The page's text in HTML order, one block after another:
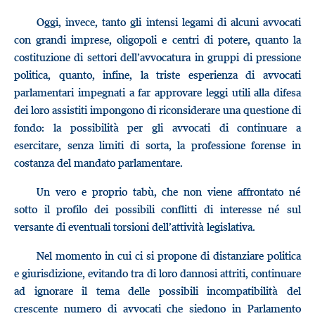
Oggi, invece, tanto gli intensi legami di alcuni avvocati
con grandi imprese, oligopoli e centri di potere, quanto la
costituzione di settori dell’avvocatura in gruppi di pressione
politica, quanto, infine, la triste esperienza di avvocati
parlamentari impegnati a far approvare leggi utili alla difesa
dei loro assistiti impongono di riconsiderare una questione di
fondo: la possibilità per gli avvocati di continuare a
esercitare, senza limiti di sorta, la professione forense in
costanza del mandato parlamentare.
Un vero e proprio tabù, che non viene affrontato né
sotto il profilo dei possibili conflitti di interesse né sul
versante di eventuali torsioni dell’attività legislativa.
Nel momento in cui ci si propone di distanziare politica
e giurisdizione, evitando tra di loro dannosi attriti, continuare
ad ignorare il tema delle possibili incompatibilità del
crescente numero di avvocati che siedono in Parlamento